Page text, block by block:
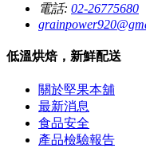
電話: 02-26775680
低溫烘焙，新鮮配送
關於堅果本舖
最新消息
食品安全
產品檢驗報告